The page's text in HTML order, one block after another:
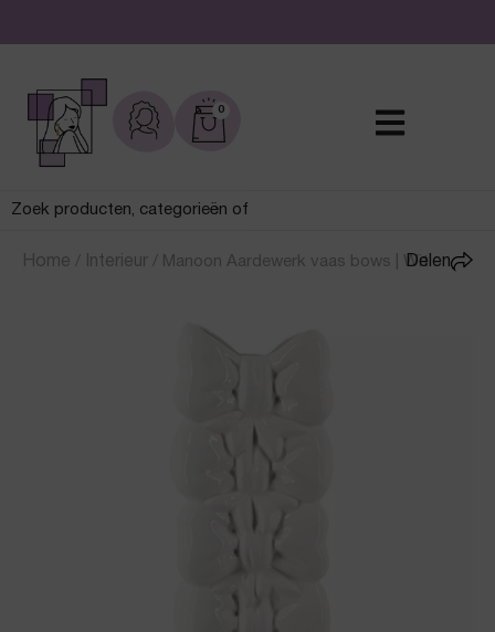
De leukste sieraden online en in de winkel
0
Home / Interieur / Manoon Aardewerk vaas bows | WitDelen